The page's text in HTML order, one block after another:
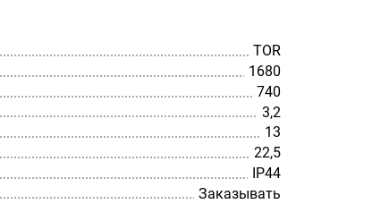
TOR
1680
740
3,2
13
22,5
IP44
Заказывать